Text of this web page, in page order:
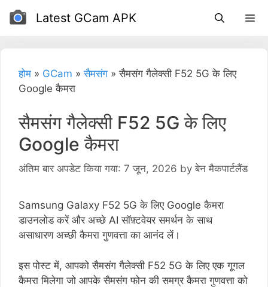
छोड़कर
Latest GCam APK
होम » GCam »सैमसंग »सैमसंग गैलेक्सी F52 5G के लिए
Google कैमरा
सैमसंग गैलेक्सी F52 5G के लिए
Google कैमरा
अंतिम बार अपडेट किया गया: 7 जून, 2026 by बेन मैकपार्टलैंड
Samsung Galaxy F52 5G के लिए Google कैमरा
डाउनलोड करें और अच्छे AI सॉफ़्टवेयर समर्थन के साथ
असाधारण अच्छी कैमरा गुणवत्ता का आनंद लें।
इस पोस्ट में, आपको सैमसंग गैलेक्सी F52 5G के लिए एक गूगल
कैमरा मिलेगा जो आपके सैमसंग फोन की समग्र कैमरा गुणवत्ता को